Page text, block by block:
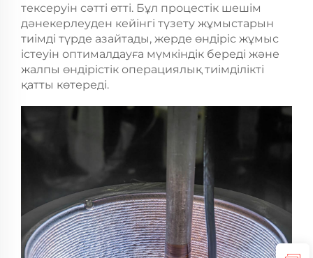
тексеруін сәтті өтті. Бұл процестік шешім
дәнекерлеуден кейінгі түзету жұмыстарын
тиімді түрде азайтады, жерде өндіріс жұмыс
істеуін оптималдауға мүмкіндік береді және
жалпы өндірістік операциялық тиімділікті
қатты көтереді.